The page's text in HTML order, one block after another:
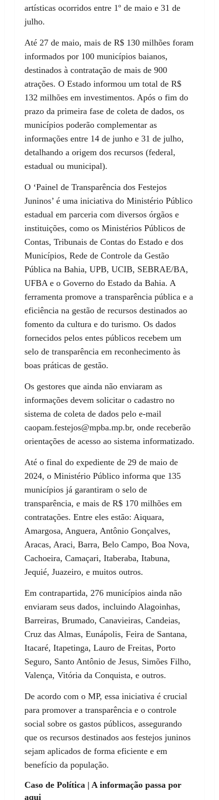
artísticas ocorridos entre 1º de maio e 31 de
julho.
Até 27 de maio, mais de R$ 130 milhões foram
informados por 100 municípios baianos,
destinados à contratação de mais de 900
atrações. O Estado informou um total de R$
132 milhões em investimentos. Após o fim do
prazo da primeira fase de coleta de dados, os
municípios poderão complementar as
informações entre 14 de junho e 31 de julho,
detalhando a origem dos recursos (federal,
estadual ou municipal).
O ‘Painel de Transparência dos Festejos
Juninos’ é uma iniciativa do Ministério Público
estadual em parceria com diversos órgãos e
instituições, como os Ministérios Públicos de
Contas, Tribunais de Contas do Estado e dos
Municípios, Rede de Controle da Gestão
Pública na Bahia, UPB, UCIB, SEBRAE/BA,
UFBA e o Governo do Estado da Bahia. A
ferramenta promove a transparência pública e a
eficiência na gestão de recursos destinados ao
fomento da cultura e do turismo. Os dados
fornecidos pelos entes públicos recebem um
selo de transparência em reconhecimento às
boas práticas de gestão.
Os gestores que ainda não enviaram as
informações devem solicitar o cadastro no
sistema de coleta de dados pelo e-mail
caopam.festejos@mpba.mp.br, onde receberão
orientações de acesso ao sistema informatizado.
Até o final do expediente de 29 de maio de
2024, o Ministério Público informa que 135
municípios já garantiram o selo de
transparência, e mais de R$ 170 milhões em
contratações. Entre eles estão: Aiquara,
Amargosa, Anguera, Antônio Gonçalves,
Aracas, Araci, Barra, Belo Campo, Boa Nova,
Cachoeira, Camaçari, Itaberaba, Itabuna,
Jequié, Juazeiro, e muitos outros.
Em contrapartida, 276 municípios ainda não
enviaram seus dados, incluindo Alagoinhas,
Barreiras, Brumado, Canavieiras, Candeias,
Cruz das Almas, Eunápolis, Feira de Santana,
Itacaré, Itapetinga, Lauro de Freitas, Porto
Seguro, Santo Antônio de Jesus, Simões Filho,
Valença, Vitória da Conquista, e outros.
De acordo com o MP, essa iniciativa é crucial
para promover a transparência e o controle
social sobre os gastos públicos, assegurando
que os recursos destinados aos festejos juninos
sejam aplicados de forma eficiente e em
benefício da população.
Caso de Política | A informação passa por
aqui